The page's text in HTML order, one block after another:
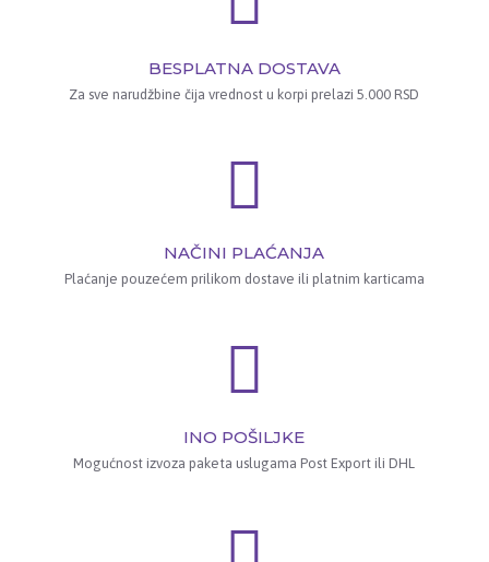
BESPLATNA DOSTAVA
Za sve narudžbine čija vrednost u korpi prelazi 5.000 RSD
NAČINI PLAĆANJA
Plaćanje pouzećem prilikom dostave ili platnim karticama
INO POŠILJKE
Mogućnost izvoza paketa uslugama Post Export ili DHL